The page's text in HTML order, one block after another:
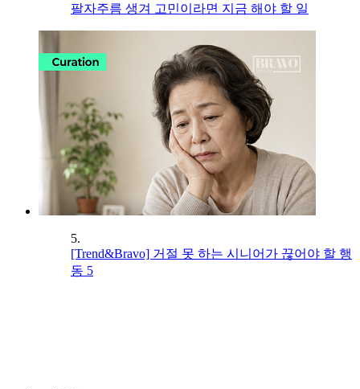
팔자주름 생겨 고민이라면 지금 해야 할 일
5.
[Trend&Bravo] 거절 못 하는 시니어가 끊어야 할 행
동 5